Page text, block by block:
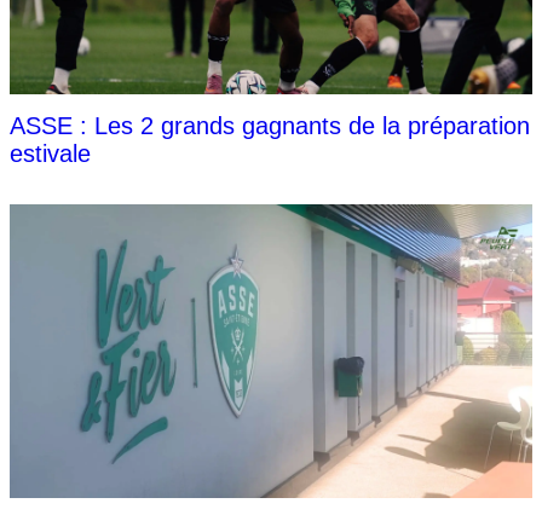
ASSE : Les 2 grands gagnants de la préparation
estivale